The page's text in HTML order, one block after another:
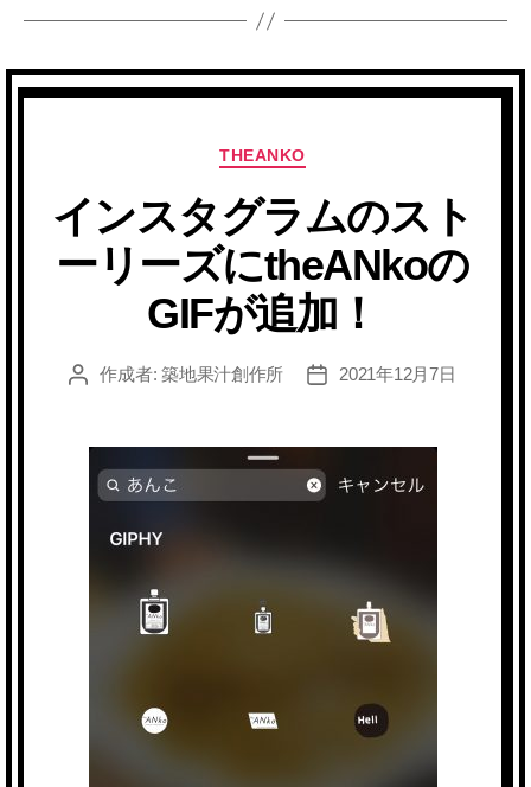
カ
ゴ
リ
ー
THEANKO
インスタグラムのスト
ーリーズにtheANkoの
GIFが追加！
投
作成者:築地果汁創作所
投
2021年12月7日